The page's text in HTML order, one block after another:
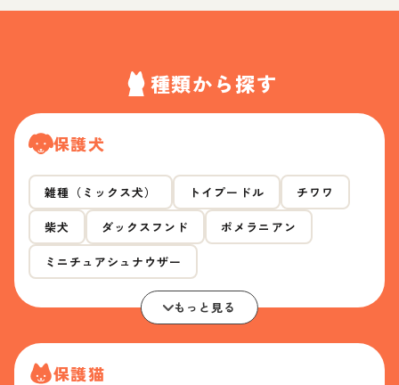
種類から探す
保護犬
雑種（ミックス犬） トイプードル チワワ
柴犬 ダックスフンド ポメラニアン
ミニチュアシュナウザー
もっと見る
保護猫